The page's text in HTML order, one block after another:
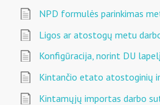
NPD formulės parinkimas
Ligos ar atostogų metu
Konfigūracija, norint DU
Kintančio etato atostoginių
Kintamųjų importas darbo